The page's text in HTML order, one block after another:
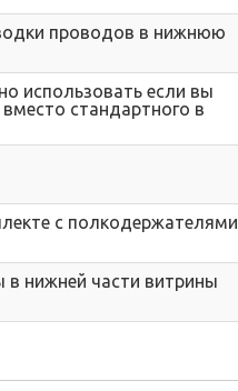
проводов в нижнюю
использовать если вы
стандартного в
с полкодержателями
нижней части витрины